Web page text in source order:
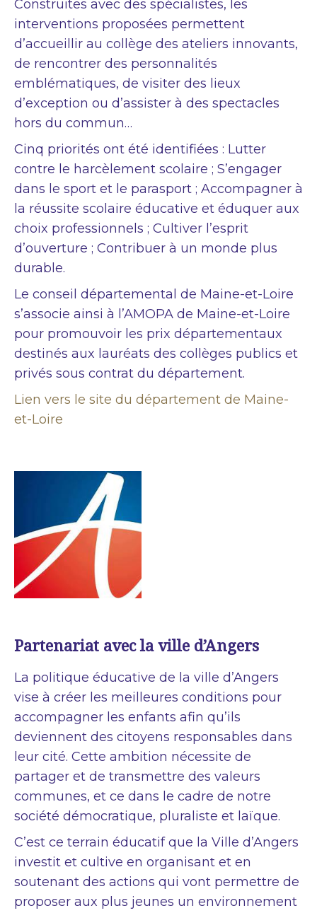
Construites avec des spécialistes, les
interventions proposées permettent
d’accueillir au collège des ateliers innovants,
de rencontrer des personnalités
emblématiques, de visiter des lieux
d’exception ou d’assister à des spectacles
hors du commun…
Cinq priorités ont été identifiées : Lutter
contre le harcèlement scolaire ; S’engager
dans le sport et le parasport ; Accompagner à
la réussite scolaire éducative et éduquer aux
choix professionnels ; Cultiver l’esprit
d’ouverture ; Contribuer à un monde plus
durable.
Le conseil départemental de Maine-et-Loire
s’associe ainsi à l’AMOPA de Maine-et-Loire
pour promouvoir les prix départementaux
destinés aux lauréats des collèges publics et
privés sous contrat du département.
Lien vers le site du département de Maine-
et-Loire
Partenariat avec la ville d’Angers
La politique éducative de la ville d’Angers
vise à créer les meilleures conditions pour
accompagner les enfants afin qu’ils
deviennent des citoyens responsables dans
leur cité. Cette ambition nécessite de
partager et de transmettre des valeurs
communes, et ce dans le cadre de notre
société démocratique, pluraliste et laïque.
C’est ce terrain éducatif que la Ville d’Angers
investit et cultive en organisant et en
soutenant des actions qui vont permettre de
proposer aux plus jeunes un environnement